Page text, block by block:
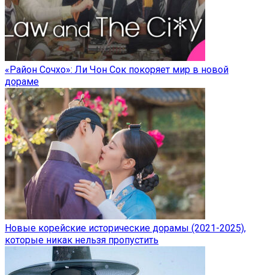
«Район Сочхо»: Ли Чон Сок покоряет мир в новой
дораме
Новые корейские исторические дорамы (2021-2025),
которые никак нельзя пропустить